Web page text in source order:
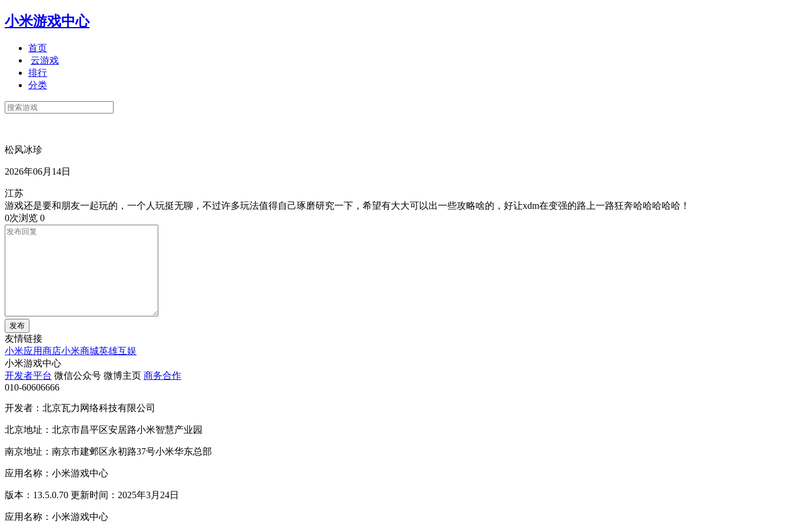
小米游戏中心
首页
云游戏
排行
分类
松风冰珍
2026年06月14日
江苏
游戏还是要和朋友一起玩的，一个人玩挺无聊，不过许多玩法值得自己琢磨研究一下，希望有大大可以出一些攻略啥的，好让xdm在变强的路上一路狂奔哈哈哈哈哈！
0次浏览 0
发布
友情链接
小米应用商店小米商城英雄互娱
小米游戏中心
开发者平台 微信公众号 微博主页 商务合作
010-60606666
开发者：北京瓦力网络科技有限公司
北京地址：北京市昌平区安居路小米智慧产业园
南京地址：南京市建邺区永初路37号小米华东总部
应用名称：小米游戏中心
版本：13.5.0.70 更新时间：2025年3月24日
应用名称：小米游戏中心